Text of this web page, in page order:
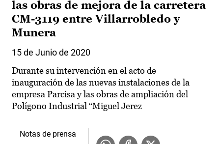
las obras de mejora de la carretera
CM-3119 entre Villarrobledo y
Munera
15 de Junio de 2020
Durante su intervención en el acto de
inauguración de las nuevas instalaciones de la
empresa Parcisa y las obras de ampliación del
Polígono Industrial “Miguel Jerez
Notas de prensa